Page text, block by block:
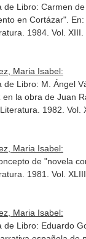
de Libro: Carmen
en Cortázar".
. 1984. Vol.
Maria Isabel:
de Libro: M. Ángel
la obra de Juan
. 1982. Vol.
Maria Isabel:
de "novela
. 1981. Vol.
Maria Isabel:
de Libro: Eduardo